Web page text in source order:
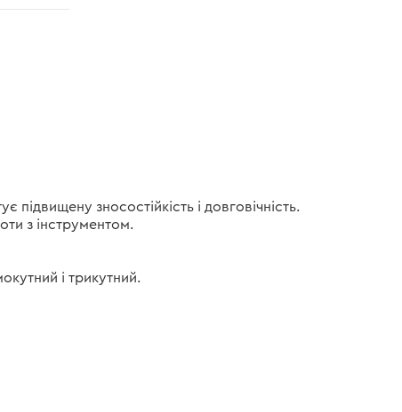
підвищену зносостійкість і довговічність.
з інструментом.
і трикутний.